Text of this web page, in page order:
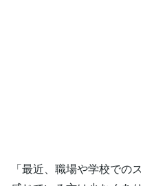
「最近、職場や学校での